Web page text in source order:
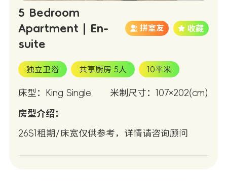
5 Bedroom
Apartment | En-
suite
拼室友
独立卫浴 共享厨房 5人 10平米
床型：King Single 米制尺寸：107×202(cm)
房型介绍：
26S1租期/床宽仅供参考，详情请咨询顾问